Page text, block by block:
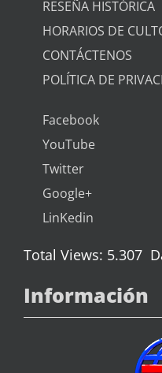
RESEÑA HISTÓRICA
HORARIOS DE
CONTÁCTENOS
POLÍTICA DE
Facebook
YouTube
Twitter
Google+
LinKedin
Total Views: 5.307
Información